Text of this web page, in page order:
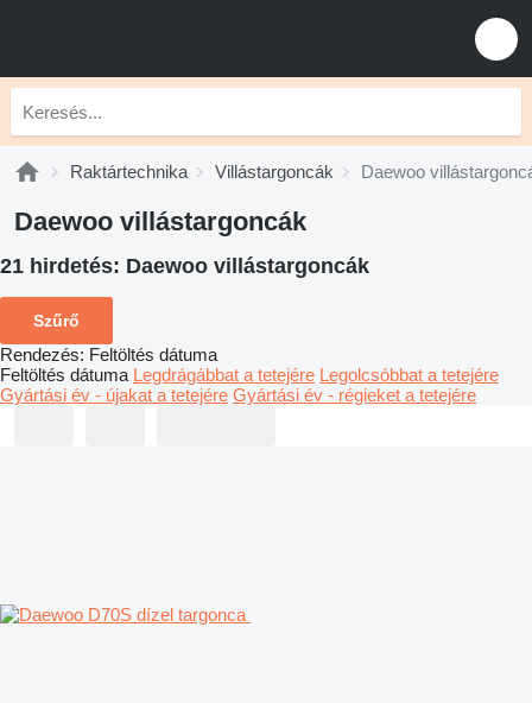
Raktártechnika Villástargoncák Daewoo
Daewoo villástargoncák
21 hirdetés: Daewoo villástargoncák
Szűrő
Rendezés: Feltöltés dátuma
Feltöltés dátuma Legdrágábbat a tetejére Legolcsóbbat a tetejére
Gyártási év - újakat a tetejére Gyártási év - régieket a tetejére